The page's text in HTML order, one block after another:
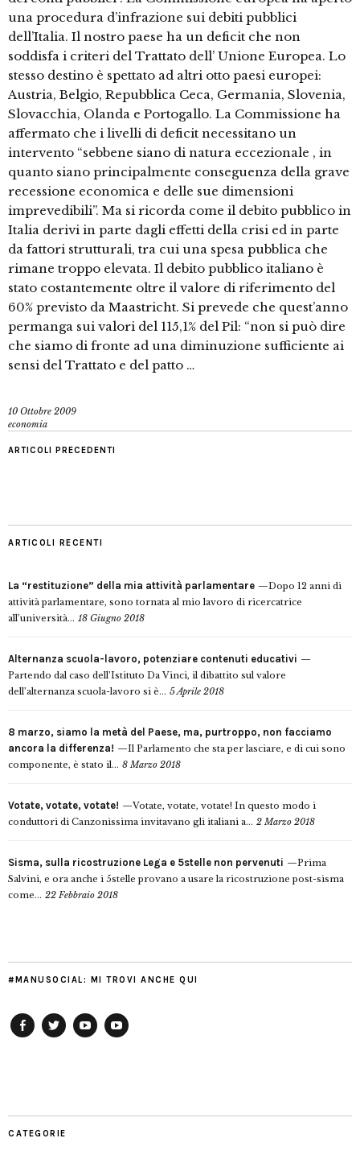
una procedura d’infrazione sui debiti pubblici
dell’Italia. Il nostro paese ha un deficit che non
soddisfa i criteri del Trattato dell’ Unione Europea. Lo
stesso destino è spettato ad altri otto paesi europei:
Austria, Belgio, Repubblica Ceca, Germania, Slovenia,
Slovacchia, Olanda e Portogallo. La Commissione ha
affermato che i livelli di deficit necessitano un
intervento “sebbene siano di natura eccezionale , in
quanto siano principalmente conseguenza della grave
recessione economica e delle sue dimensioni
imprevedibili”. Ma si ricorda come il debito pubblico in
Italia derivi in parte dagli effetti della crisi ed in parte
da fattori strutturali, tra cui una spesa pubblica che
rimane troppo elevata. Il debito pubblico italiano è
stato costantemente oltre il valore di riferimento del
60% previsto da Maastricht. Si prevede che quest’anno
permanga sui valori del 115,1% del Pil: “non si può dire
che siamo di fronte ad una diminuzione sufficiente ai
sensi del Trattato e del patto …
10 Ottobre 2009
economia
ARTICOLI PRECEDENTI
ARTICOLI RECENTI
La “restituzione” della mia attività parlamentare
Dopo 12 anni di
attività parlamentare, sono tornata al mio lavoro di ricercatrice
all’università... 18 Giugno 2018
Alternanza scuola-lavoro, potenziare contenuti educativi
Partendo dal caso dell’Istituto Da Vinci, il dibattito sul valore
dell’alternanza scuola-lavoro si è... 5 Aprile 2018
8 marzo, siamo la metà del Paese, ma, purtroppo, non facciamo
ancora la differenza!
Il Parlamento che sta per lasciare, e di cui sono
componente, è stato il... 8 Marzo 2018
Votate, votate, votate!
Votate, votate, votate! In questo modo i
conduttori di Canzonissima invitavano gli italiani a... 2 Marzo 2018
Sisma, sulla ricostruzione Lega e 5stelle non pervenuti
Prima
Salvini, e ora anche i 5stelle provano a usare la ricostruzione post-sisma
come... 22 Febbraio 2018
#MANUSOCIAL: MI TROVI ANCHE QUI
CATEGORIE